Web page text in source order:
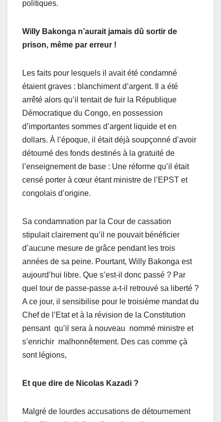
politiques.
Willy Bakonga n’aurait jamais dû sortir de
prison, même par erreur !
Les faits pour lesquels il avait été condamné
étaient graves : blanchiment d’argent. Il a été
arrêté alors qu’il tentait de fuir la République
Démocratique du Congo, en possession
d’importantes sommes d’argent liquide et en
dollars. À l’époque, il était déjà soupçonné d’avoir
détourné des fonds destinés à la gratuité de
l’enseignement de base : Une réforme qu’il était
censé porter à cœur étantministre de l’EPST et
congolais d’origine.
Sa condamnation par la Cour de cassation
stipulait clairement qu’il ne pouvait bénéficier
d’aucune mesure de grâce pendant les trois
années de sa peine. Pourtant, Willy Bakonga est
aujourd’hui libre. Que s’est-il donc passé ? Par
quel tour de passe-passe a-t-il retrouvé sa liberté ?
A ce jour, il sensibilise pour le troisième mandat du
Chef de l’Etat et à la révision de la Constitution
pensant qu’il sera à nouveau nommé ministre et
s’enrichir malhonnêtement. Des cas comme çà
sont légions,
Et que dire de Nicolas Kazadi ?
Malgré de lourdes accusations de détournement